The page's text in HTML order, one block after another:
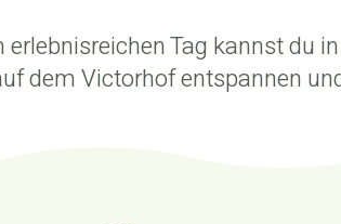
erlebnisreichen Tag kannst du
dem Victorhof entspannen